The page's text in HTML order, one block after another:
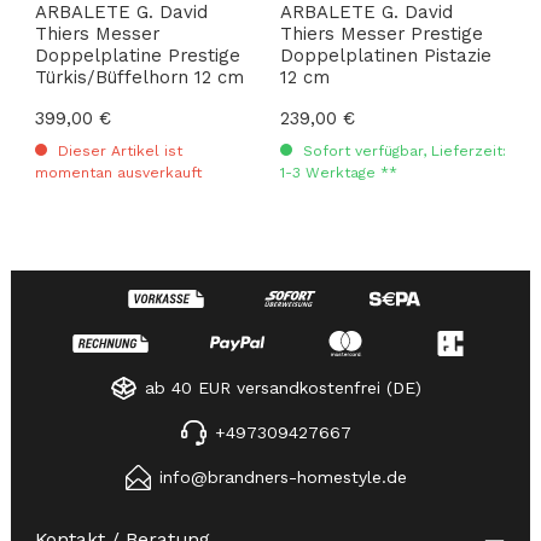
ARBALETE G. David
Thiers Messer
Doppelplatine Prestige
Türkis/Büffelhorn 12 cm
Regulärer Preis:
399,00 €
Dieser Artikel ist
momentan ausverkauft
ARBALETE G. David
Thiers Messer Prestige
Doppelplatinen Pistazie
12 cm
Regulärer Preis:
239,00 €
Sofort verfügbar, Lieferzeit:
1-3 Werktage **
ab 40 EUR versandkostenfrei (DE)
+497309427667
info@brandners-homestyle.de